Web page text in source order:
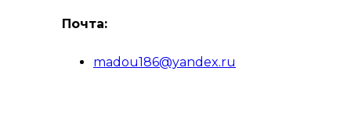
Почта:
madou186@yandex.ru